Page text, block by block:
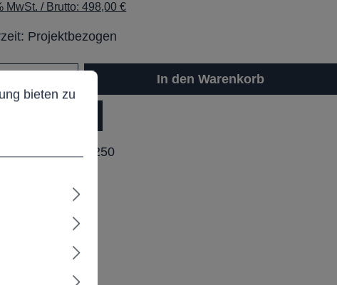
MwSt. / Brutto: 498,00 €
Projektbezogen
In den Warenkorb
KU40250
bieten zu können.
Mehr Informationen ...
bieten zu